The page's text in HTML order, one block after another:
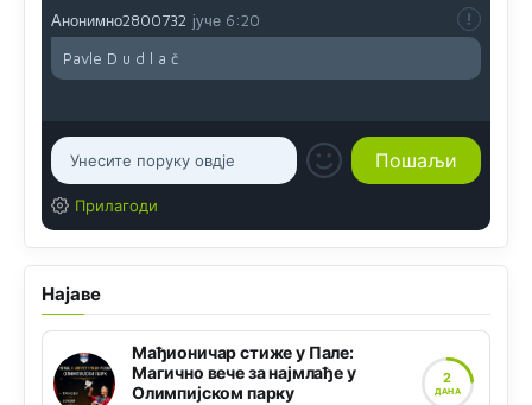
Анонимно2800732 јуче 6:20
Pavle D u d l a č
Прилагоди
Најаве
Мађионичар стиже у Пале:
Магично вече за најмлађе у
Олимпијском парку
2
ДАНА